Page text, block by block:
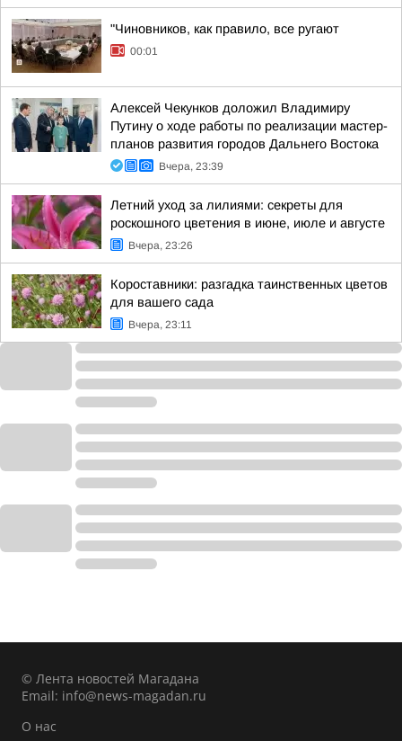
"Чиновников, как правило, все ругают
00:01
Алексей Чекунков доложил Владимиру
Путину о ходе работы по реализации мастер-
планов развития городов Дальнего Востока
Вчера, 23:39
Летний уход за лилиями: секреты для
роскошного цветения в июне, июле и августе
Вчера, 23:26
Короставники: разгадка таинственных цветов
для вашего сада
Вчера, 23:11
© Лента новостей Магадана
Email: info@news-magadan.ru
О нас